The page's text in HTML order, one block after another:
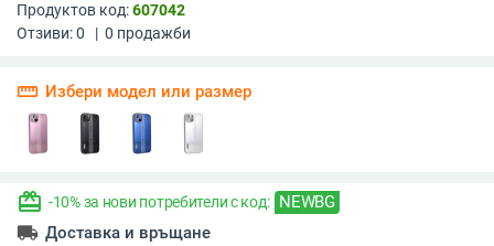
Продуктов код:607042
Отзиви:0 | 0 продажби
straighten Избери модел или размер
redeem -10% за нови потребители с код: NEWBG
local_shipping Доставка и връщане